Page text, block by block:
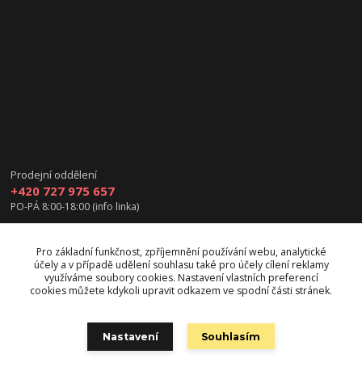
Prodejní oddělení
+420 727 975 657
PO-PÁ 8:00-18:00 (info linka)
Upravit sběr cookies.
Pro základní funkčnost, zpříjemnění používání webu, analytické
účely a v případě udělení souhlasu také pro účely cílení reklamy
využíváme soubory cookies. Nastavení vlastních preferencí
cookies můžete kdykoli upravit odkazem ve spodní části stránek.
Nastavení Souhlasím